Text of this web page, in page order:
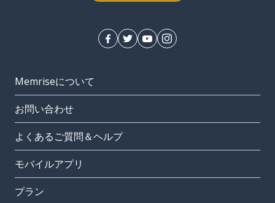
Memriseについて
お問い合わせ
よくあるご質問＆ヘルプ
モバイルアプリ
プラン